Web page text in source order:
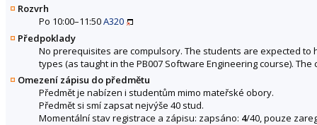
Rozvrh
Po 10:00–11:50A320
Předpoklady
No prerequisites are compulsory. The students are expected
types (as taught in the PB007 Software Engineering course).
Omezení zápisu do předmětu
Předmět je nabízen i studentům mimo mateřské obory.
Předmět si smí zapsat nejvýše 40 stud.
Momentální stav registrace a zápisu: zapsáno: 4/40, pouze